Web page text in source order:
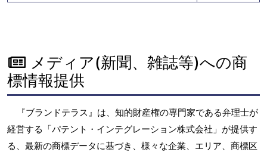
メディア(新聞、雑誌等)への商
標情報提供
『ブランドテラス』は、知的財産権の専門家である弁理士が
経営する「パテント・インテグレーション株式会社」が提供す
る、最新の商標データに基づき、様々な企業、エリア、商標区